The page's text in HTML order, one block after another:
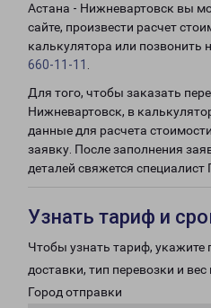
Астана - Нижневартовск вы
сайте, произвести расчет
калькулятора или позвонить
660-11-11
Для того, чтобы заказать
Нижневартовск, в
данные для расчета
заявку. После заполнения
деталей свяжется специалист
Узнать тариф и
Чтобы узнать тариф, укажите
доставки, тип перевозки и вес
Город отправки